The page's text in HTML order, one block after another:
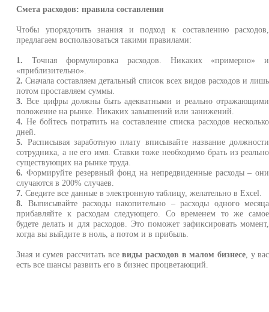
Смета расходов: правила составления
Чтобы упорядочить знания и подход к составлению расходов,
предлагаем воспользоваться такими правилами:
1. Точная формулировка расходов. Никаких «примерно» и
«приблизительно».
2. Сначала составляем детальный список всех видов расходов и лишь
потом проставляем суммы.
3. Все цифры должны быть адекватными и реально отражающими
положение на рынке. Никаких завышений или занижений.
4. Не бойтесь потратить на составление списка расходов несколько
дней.
5. Расписывая заработную плату вписывайте название должности
сотрудника, а не его имя. Ставки тоже необходимо брать из реально
существующих на рынке труда.
6. Формируйте резервный фонд на непредвиденные расходы – они
случаются в 200% случаев.
7. Сведите все данные в электронную таблицу, желательно в Excel.
8. Выписывайте расходы накопительно – расходы одного месяца
прибавляйте к расходам следующего. Со временем то же самое
будете делать и для расходов. Это поможет зафиксировать момент,
когда вы выйдите в ноль, а потом и в прибыль.
Зная и сумев рассчитать всевиды расходов в малом бизнесе, у вас
есть все шансы развить его в бизнес процветающий.